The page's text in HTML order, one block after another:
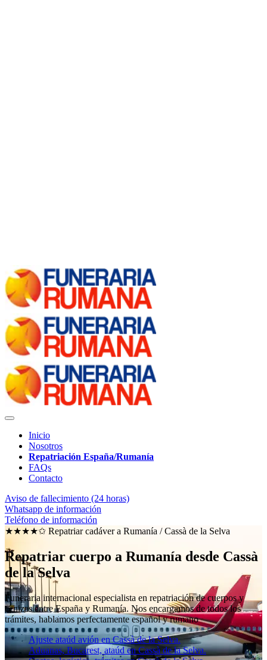
Inicio
Nosotros
Repatriación España/Rumanía
FAQs
Contacto
Aviso de fallecimiento (24 horas)
Whatsapp de información
Teléfono de información
★★★★✩ Repatriar cadáver a Rumanía /Cassà de la Selva
Repatriar cuerpo a Rumanía desde Cassà
de la Selva
Funeraria internacional especialista en repatriación de cuerpos y
cenizas entre España y Rumanía. Nos encargamos de todos los
trámites, hablamos perfectamente español y rumano
Ajuste ataúd avión en Cassà de la Selva.
Aduanas, Bucarest, ataúd en Cassà de la Selva.